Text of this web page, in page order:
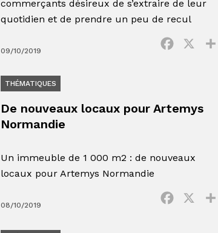
commerçants désireux de s’extraire de leur
quotidien et de prendre un peu de recul
09/10/2019
Facebook
THÉMATIQUES
De nouveaux locaux pour Artemys
Normandie
Un immeuble de 1 000 m2 : de nouveaux
locaux pour Artemys Normandie
08/10/2019
Facebook